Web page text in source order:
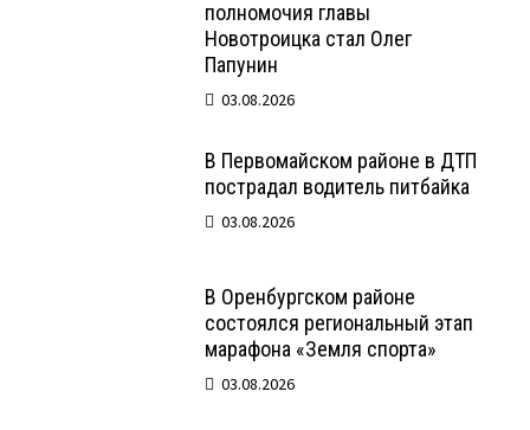
полномочия главы
Новотроицка стал Олег
Папунин
03.08.2026
В Первомайском районе в ДТП
пострадал водитель питбайка
03.08.2026
В Оренбургском районе
состоялся региональный этап
марафона «Земля спорта»
03.08.2026